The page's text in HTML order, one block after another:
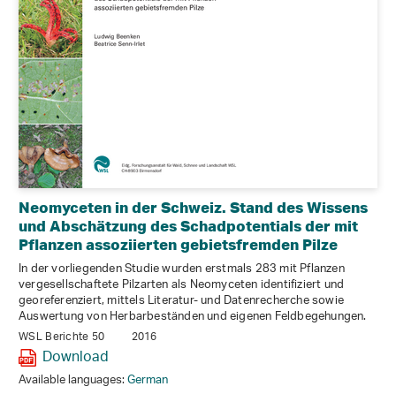
Neomyceten in der Schweiz. Stand des Wissens
und Abschätzung des Schadpotentials der mit
Pflanzen assoziierten gebietsfremden Pilze
In der vorliegenden Studie wurden erstmals 283 mit Pflanzen
vergesellschaftete Pilzarten als Neomyceten identifiziert und
georeferenziert, mittels Literatur- und Datenrecherche sowie
Auswertung von Herbarbeständen und eigenen Feldbegehungen.
WSL Berichte 50 2016
Download
Available languages:German